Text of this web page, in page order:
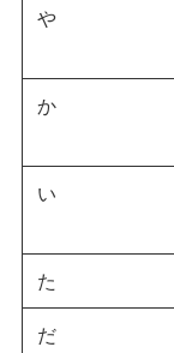
や
か
い
た
だ